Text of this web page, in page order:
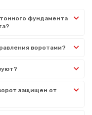
фундамента
воротами?
защищен от